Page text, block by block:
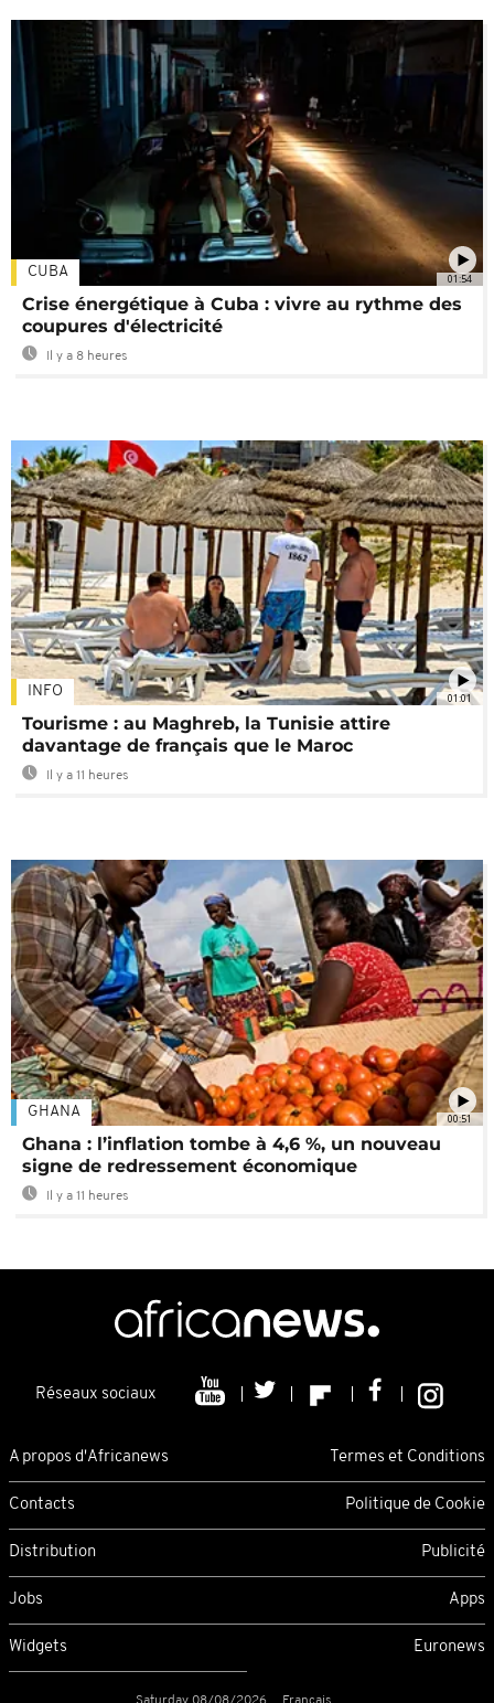
01:54
CUBA
Crise énergétique à Cuba : vivre au rythme des
coupures d'électricité
Il y a 8 heures
01:01
INFO
Tourisme : au Maghreb, la Tunisie attire
davantage de français que le Maroc
Il y a 11 heures
00:51
GHANA
Ghana : l’inflation tombe à 4,6 %, un nouveau
signe de redressement économique
Il y a 11 heures
Réseaux sociaux
A propos d'Africanews Termes et Conditions
Contacts Politique de Cookie
Distribution Publicité
Jobs Apps
Widgets Euronews